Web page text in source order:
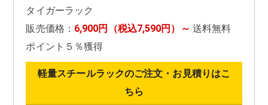
タイガーラック
販売価格： 6,900円（税込7,590円）～ 送料無料
ポイント５％獲得
軽量スチールラックのご注文・お見積りはこ
ちら